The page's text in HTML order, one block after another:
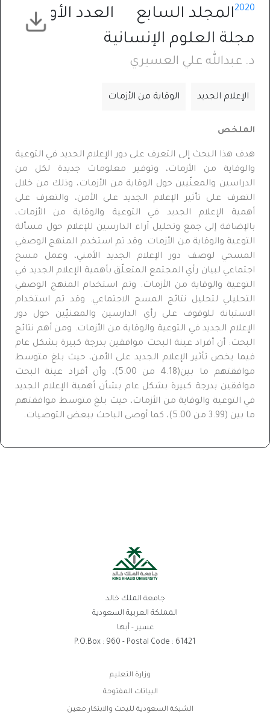
2020المجلد السابع
العدد الأول
مجلة العلوم الإنسانية
د. عبدالله علي العسيري
الإعلام الجديد الوقاية من الأزمات
الملخص
هدف هذا البحث إلى التعرف على دور الإعلام الجديد في التوعية
والوقاية من الأزمات، وتوفير معلومات جديدة لكل من
الدراسين والمعنّيين حول الوقاية من الأزمات، وذلك من خلال
التعرف على تأثير الإعلام الجديد على الأمن، والتعرف على
أهمية الإعلام الجديد في التوعية والوقاية من الأزمات،
بالإضافة إلى جمع وتحليل آراء الدارسين للإعلام حول مسألة
التوعية والوقاية من الأزمات. وقد تم استخدم المنهج الوصفي
المسحي لوصف دور الإعلام الجديد الأمني، وعمل مسح
اجتماعي لبيان رأي المجتمع المتعلّق بأهمية الإعلام الجديد في
التوعية والوقاية من الأزمات. وتم استخدام المنهج الوصفي
التحليلي لتحليل نتائج المسح الاجتماعي. وقد تم استخدام
الاستبانة للوقوف على رأي الدارسين والمعنيّين حول دور
الإعلام الجديد في التوعية والوقاية من الأزمات. ومن أهم نتائج
البحث: أن أفراد عينة البحث موافقين بدرجة كبيرة بشكل عام
فيما يخص تأثير الإعلام الجديد على الأمن، حيث بلغ متوسط
موافقتهم ما بين(4.18 من 5.00)، وأن أفراد عينة البحث
موافقين بدرجة كبيرة بشكل عام بشأن أهمية الإعلام الجديد
في التوعية والوقاية من الأزمات، حيث بلغ متوسط موافقتهم
ما بين (3.99 من 5.00)، كما أوصى الباحث ببعض التوصيات.
جامعة الملك خالد
المملكة العربية السعودية
عسير - أبها
P.O.Box : 960 - Postal Code : 61421
وزارة التعليم
البيانات المفتوحة
الشبكة السعودية للبحث والابتكار معين